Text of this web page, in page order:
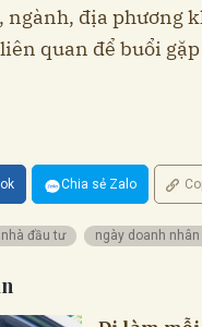
ngành, địa phương
quan để buổi
Chia sẻ Zalo
nhà đầu tư ngày doanh